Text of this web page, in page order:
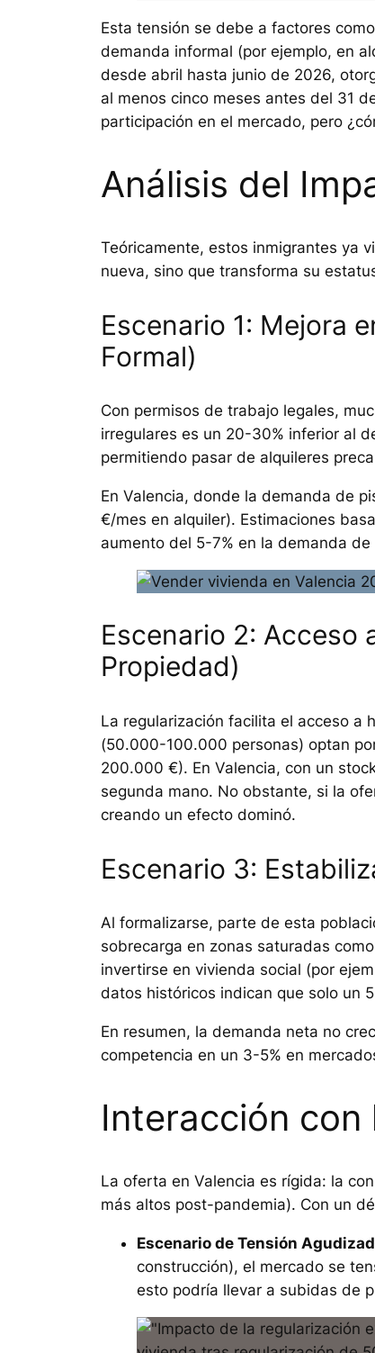
Esta tensión se debe a factores
demanda informal (por ejemplo, en
desde abril hasta junio de 2026,
al menos cinco meses antes del 31
participación en el mercado, pero
Análisis del
Teóricamente, estos inmigrantes ya
nueva, sino que transforma su
Escenario 1: Mejora
Formal)
Con permisos de trabajo legales,
irregulares es un 20-30% inferior al
permitiendo pasar de alquileres
En Valencia, donde la demanda de
€/mes en alquiler). Estimaciones
aumento del 5-7% en la demanda
Escenario 2: Acceso
Propiedad)
La regularización facilita el acceso a
(50.000-100.000 personas) optan
200.000 €). En Valencia, con un
segunda mano. No obstante, si la
creando un efecto dominó.
Escenario 3:
Al formalizarse, parte de esta
sobrecarga en zonas saturadas
invertirse en vivienda social (por
datos históricos indican que solo un
En resumen, la demanda neta no
competencia en un 3-5% en
Interacción con
La oferta en Valencia es rígida: la
más altos post-pandemia). Con un
Escenario de Tensión
construcción), el mercado se
esto podría llevar a subidas de